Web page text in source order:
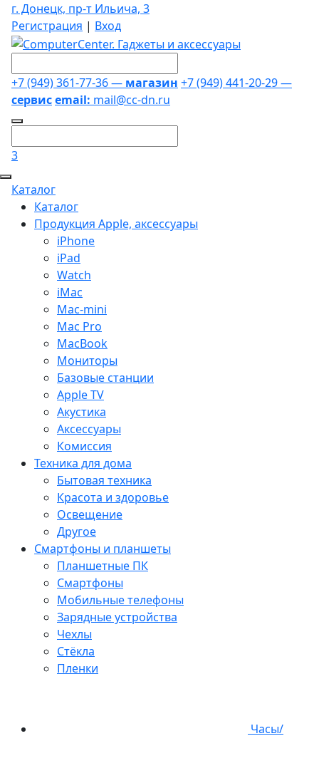
г. Донецк, пр-т Ильича, 3
Регистрация | Вход
+7 (949) 361-77-36 — магазин +7 (949) 441-20-29 —
сервисemail: mail@cc-dn.ru
3
Каталог
Каталог
Продукция Apple, аксессуары
iPhone
iPad
Watch
iMac
Mac-mini
Mac Pro
MacBook
Мониторы
Базовые станции
Apple TV
Акустика
Аксессуары
Комиссия
Техника для дома
Бытовая техника
Красота и здоровье
Освещение
Другое
Смартфоны и планшеты
Планшетные ПК
Смартфоны
Мобильные телефоны
Зарядные устройства
Чехлы
Стёкла
Пленки
Часы/